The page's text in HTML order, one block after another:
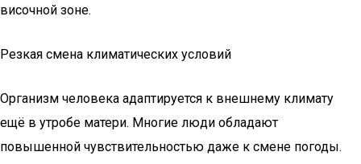
височной зоне.
Резкая смена климатических условий
Организм человека адаптируется к внешнему климату
ещё в утробе матери. Многие люди обладают
повышенной чувствительностью даже к смене погоды.